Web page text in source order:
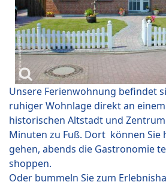
Unsere Ferienwohnung befindet
ruhiger Wohnlage direkt an
historischen Altstadt und
Minuten zu Fuß. Dort können Sie
gehen, abends die Gastronomie
shoppen.
Oder bummeln Sie zum